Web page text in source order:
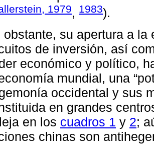
1979, 1983).
obstante, su apertura a
de inversión, así
económico y político,
mundial, una
occidental y sus
en grandes
en los cuadros 1 y 2;
chinas son